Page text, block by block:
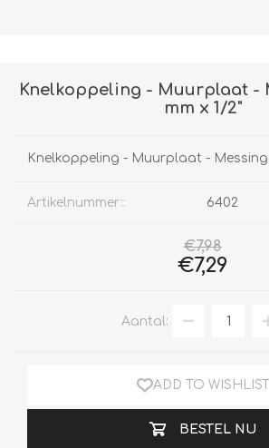
Knelkoppeling - Muurplaat -
mm x 1/2"
Knelkoppeling - Muurplaat - Messing
Artikelnummer:: 6402
€7,98
€7,29
Aantal:
ADD TO WISHLIST
BESTEL NU